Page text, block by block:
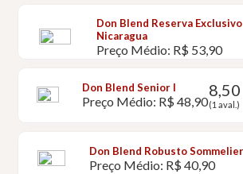
Don Blend Reserva Exclusivo
Nicaragua
Preço Médio: R$ 53,90
Don Blend Senior I
Preço Médio: R$ 48,90
8,50
(1 aval.)
Don Blend Robusto Sommelier
Preço Médio: R$ 40,90